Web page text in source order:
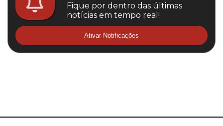
Fique por dentro das últimas
notícias em tempo real!
Ativar Notificações